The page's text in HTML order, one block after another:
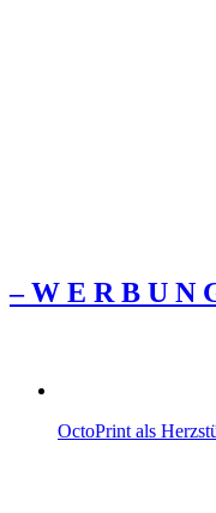
– W Ε R Β U Ν
OctoPrint als